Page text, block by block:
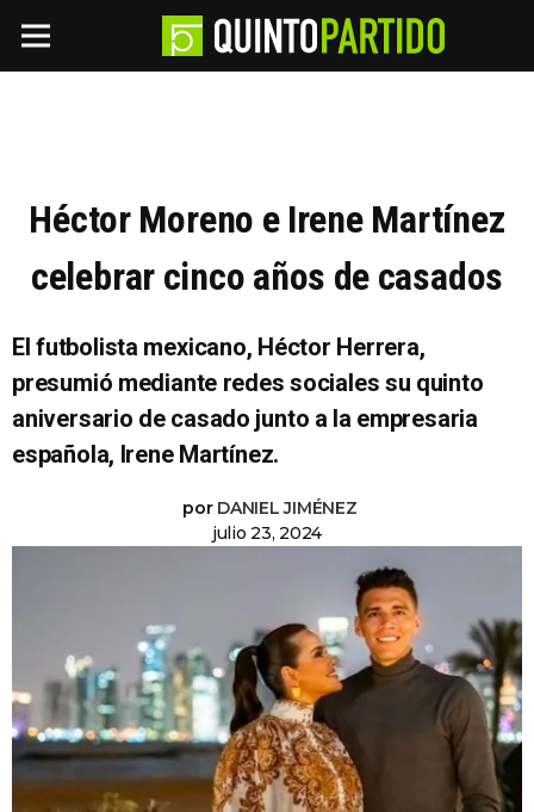
Héctor Moreno e Irene Martínez
celebrar cinco años de casados
El futbolista mexicano, Héctor Herrera,
presumió mediante redes sociales su quinto
aniversario de casado junto a la empresaria
española, Irene Martínez.
por DANIEL JIMÉNEZ
julio 23, 2024